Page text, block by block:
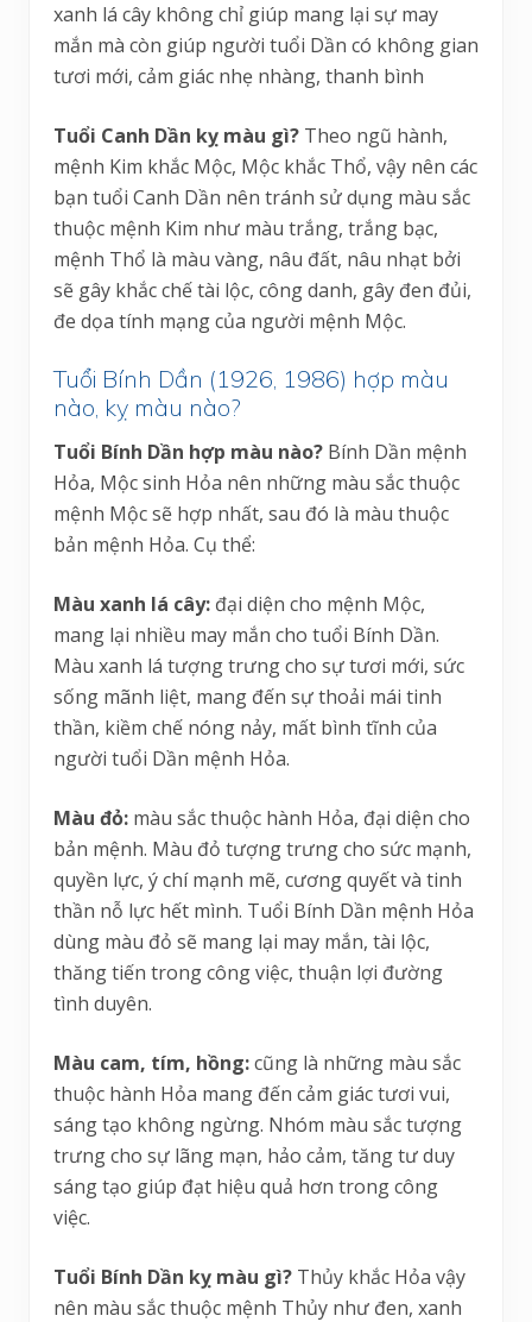
xanh lá cây không chỉ giúp mang lại sự may
mắn mà còn giúp người tuổi Dần có không gian
tươi mới, cảm giác nhẹ nhàng, thanh bình
Tuổi Canh Dần kỵ màu gì? Theo ngũ hành,
mệnh Kim khắc Mộc, Mộc khắc Thổ, vậy nên các
bạn tuổi Canh Dần nên tránh sử dụng màu sắc
thuộc mệnh Kim như màu trắng, trắng bạc,
mệnh Thổ là màu vàng, nâu đất, nâu nhạt bởi
sẽ gây khắc chế tài lộc, công danh, gây đen đủi,
đe dọa tính mạng của người mệnh Mộc.
Tuổi Bính Dần (1926, 1986) hợp màu
nào, kỵ màu nào?
Tuổi Bính Dần hợp màu nào? Bính Dần mệnh
Hỏa, Mộc sinh Hỏa nên những màu sắc thuộc
mệnh Mộc sẽ hợp nhất, sau đó là màu thuộc
bản mệnh Hỏa. Cụ thể:
Màu xanh lá cây: đại diện cho mệnh Mộc,
mang lại nhiều may mắn cho tuổi Bính Dần.
Màu xanh lá tượng trưng cho sự tươi mới, sức
sống mãnh liệt, mang đến sự thoải mái tinh
thần, kiềm chế nóng nảy, mất bình tĩnh của
người tuổi Dần mệnh Hỏa.
Màu đỏ: màu sắc thuộc hành Hỏa, đại diện cho
bản mệnh. Màu đỏ tượng trưng cho sức mạnh,
quyền lực, ý chí mạnh mẽ, cương quyết và tinh
thần nỗ lực hết mình. Tuổi Bính Dần mệnh Hỏa
dùng màu đỏ sẽ mang lại may mắn, tài lộc,
thăng tiến trong công việc, thuận lợi đường
tình duyên.
Màu cam, tím, hồng:cũng là những màu sắc
thuộc hành Hỏa mang đến cảm giác tươi vui,
sáng tạo không ngừng. Nhóm màu sắc tượng
trưng cho sự lãng mạn, hảo cảm, tăng tư duy
sáng tạo giúp đạt hiệu quả hơn trong công
việc.
Tuổi Bính Dần kỵ màu gì? Thủy khắc Hỏa vậy
nên màu sắc thuộc mệnh Thủy như đen, xanh